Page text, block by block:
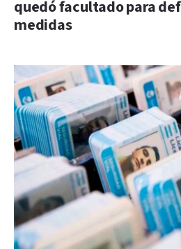
quedó facultado para
medidas